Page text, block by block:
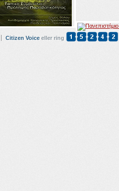
Citizen Voice eller ring